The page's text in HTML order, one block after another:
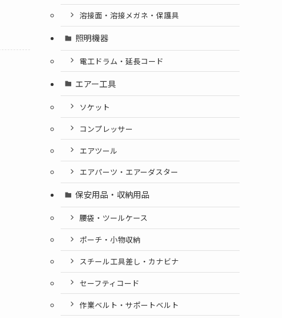
溶接面・溶接メガネ・保護具
照明機器
電工ドラム・延長コード
エアー工具
ソケット
コンプレッサー
エアツール
エアパーツ・エアーダスター
保安用品・収納用品
腰袋・ツールケース
ポーチ・小物収納
スチール工具差し・カナビナ
セーフティコード
作業ベルト・サポートベルト